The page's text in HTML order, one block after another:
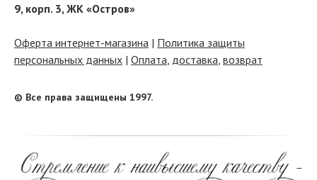
9, корп. 3, ЖК «Остров»
Оферта интернет-магазина | Политика защиты
персональных данных | Оплата, доставка, возврат
© Все права защищены 1997.